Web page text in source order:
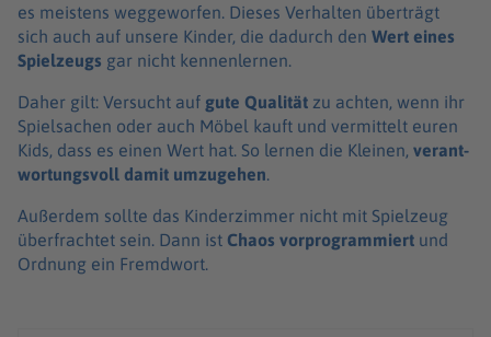
es meis­tens wegge­wor­fen. Dieses Verhal­ten über­trägt
sich auch auf unsere Kinder, die dadurch den Wert eines
Spiel­zeugs gar nicht kennen­ler­nen.
Daher gilt: Versucht auf gute Quali­tät zu achten, wenn ihr
Spiel­sa­chen oder auch Möbel kauft und vermit­telt euren
Kids, dass es einen Wert hat. So lernen die Klei­nen, verant­
wor­tungs­voll damit umzu­ge­hen.
Außer­dem sollte das Kinder­zim­mer nicht mit Spiel­zeug
über­frach­tet sein. Dann ist Chaos vorpro­gram­miert und
Ordnung ein Fremd­wort.